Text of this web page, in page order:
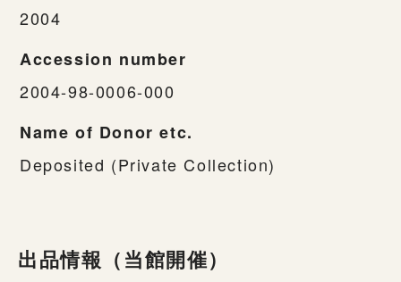
2004
Accession number
2004-98-0006-000
Name of Donor etc.
Deposited (Private Collection)
出品情報（当館開催）